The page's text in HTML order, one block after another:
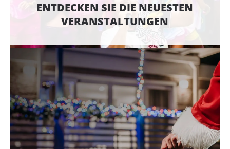
ENTDECKEN SIE DIE NEUESTEN
VERANSTALTUNGEN